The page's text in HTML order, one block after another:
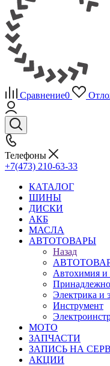
Сравнение0
Телефоны
+7(473) 210-63-33
КАТАЛОГ
ШИНЫ
ДИСКИ
АКБ
МАСЛА
АВТОТОВАРЫ
Назад
Автохимия и
Электрика и
Инструмент
МОТО
ЗАПЧАСТИ
ЗАПИСЬ НА
АКЦИИ